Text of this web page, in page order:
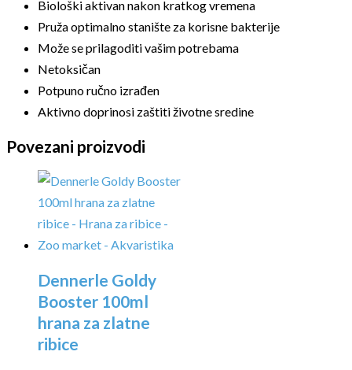
Biološki aktivan nakon kratkog vremena
Pruža optimalno stanište za korisne bakterije
Može se prilagoditi vašim potrebama
Netoksičan
Potpuno ručno izrađen
Aktivno doprinosi zaštiti životne sredine
Povezani proizvodi
Dennerle Goldy
Booster 100ml
hrana za zlatne
ribice